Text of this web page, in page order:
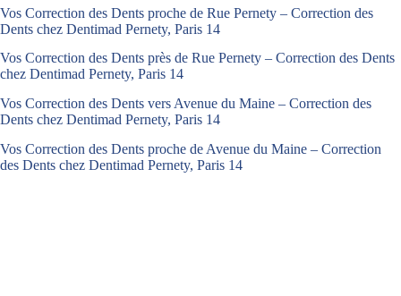
Vos Correction des Dents proche de Rue Pernety – Correction des
Dents chez Dentimad Pernety, Paris 14
Vos Correction des Dents près de Rue Pernety – Correction des Dents
chez Dentimad Pernety, Paris 14
Vos Correction des Dents vers Avenue du Maine – Correction des
Dents chez Dentimad Pernety, Paris 14
Vos Correction des Dents proche de Avenue du Maine – Correction
des Dents chez Dentimad Pernety, Paris 14